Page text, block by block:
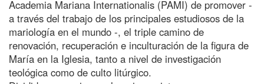
Academia Mariana Internationalis (PAMI) de promover -
a través del trabajo de los principales estudiosos de la
mariología en el mundo -, el triple camino de
renovación, recuperación e inculturación de la figura de
María en la Iglesia, tanto a nivel de investigación
teológica como de culto litúrgico.